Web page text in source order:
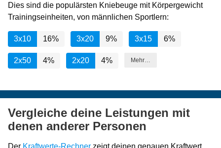
Dies sind die populärsten Kniebeuge mit Körpergewicht
Trainingseinheiten, von männlichen Sportlern:
3x10 16% 3x20 9% 3x15 6%
2x50 4% 2x20 4% Mehr…
Vergleiche deine Leistungen mit
denen anderer Personen
Der Kraftwerte-Rechner zeigt deinen genauen Kraftwert